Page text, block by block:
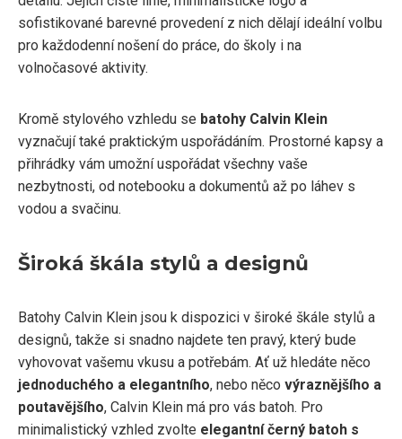
sofistikované barevné provedení z nich dělají ideální volbu
pro každodenní nošení do práce, do školy i na
volnočasové aktivity.
Kromě stylového vzhledu se batohy Calvin Klein
vyznačují také praktickým uspořádáním. Prostorné kapsy a
přihrádky vám umožní uspořádat všechny vaše
nezbytnosti, od notebooku a dokumentů až po láhev s
vodou a svačinu.
Široká škála stylů a designů
Batohy Calvin Klein jsou k dispozici v široké škále stylů a
designů, takže si snadno najdete ten pravý, který bude
vyhovovat vašemu vkusu a potřebám. Ať už hledáte něco
jednoduchého a elegantního, nebo něco výraznějšího a
poutavějšího, Calvin Klein má pro vás batoh. Pro
minimalistický vzhled zvolte elegantní černý batoh s